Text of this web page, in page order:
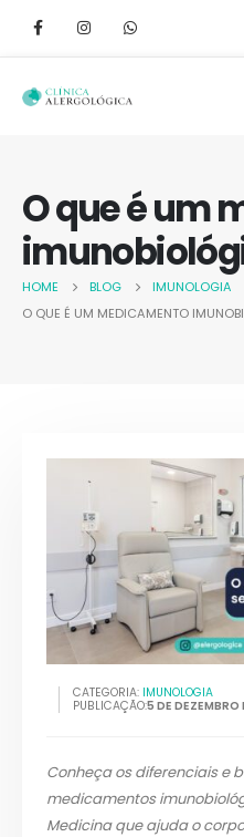
O que é um
HOME BLOG
IMUNOLOGIA
O QUE É UM MEDICAMENTO
CATEGORIA: IMUNOLOGIA
PUBLICAÇÃO:5 DE
Conheça os diferenciais e
medicamentos
Medicina que ajuda o